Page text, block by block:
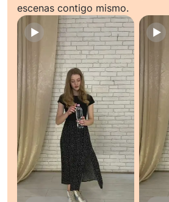
escenas contigo mismo.